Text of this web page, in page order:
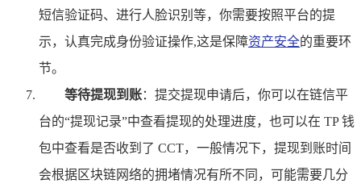
短信验证码、进行人脸识别等，你需要按照平台的提
示，认真完成身份验证操作,这是保障资产安全的重要环
节。
等待提现到账：提交提现申请后，你可以在链信平
台的“提现记录”中查看提现的处理进度，也可以在 TP 钱
包中查看是否收到了 CCT，一般情况下，提现到账时间
会根据区块链网络的拥堵情况有所不同，可能需要几分